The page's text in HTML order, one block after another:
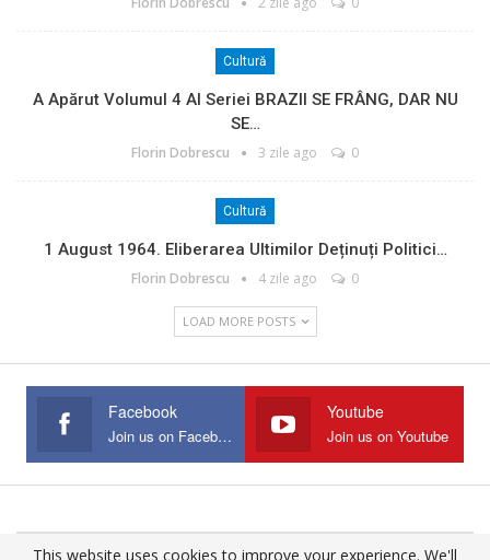
Cultură
A Apărut Volumul 4 Al Seriei BRAZII SE FRÂNG, DAR NU
SE…
Florin Dobrescu 3 zile ago 0
Cultură
1 August 1964. Eliberarea Ultimilor Deținuți Politici…
Florin Dobrescu 4 zile ago 0
LOAD MORE POSTS
Facebook
Join us on Facebook
Youtube
Join us on Youtube
This website uses cookies to improve your experience. We'll